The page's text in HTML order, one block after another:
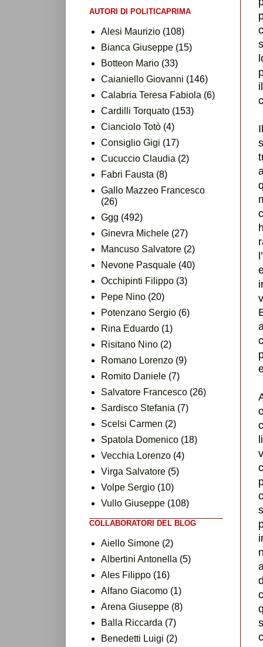
AUTORI DI POLITICAPRIMA
Alesi Maurizio (108)
Bianca Giuseppe (15)
Botteon Mario (33)
Caianiello Giovanni (146)
Calabria Teresa Fabiola (6)
Cardilli Torquato (153)
Cianciolo Totò (4)
Consiglio Gigi (17)
Cucuccio Claudia (2)
Fabri Fausta (8)
Gallo Mazzeo Francesco
(26)
Ggg (492)
Ginevra Michele (27)
Mancuso Salvatore (2)
Nevone Pasquale (40)
Occhipinti Filippo (3)
Pepe Nino (20)
Potenzano Sergio (6)
Rina Eduardo (1)
Risitano Nino (2)
Romano Lorenzo (9)
Romito Daniele (7)
Salvatore Francesco (26)
Sardisco Stefania (7)
Scelsi Carmen (2)
Spatola Domenico (18)
Vecchia Lorenzo (4)
Virga Salvatore (5)
Volpe Sergio (10)
Vullo Giuseppe (108)
COLLABORATORI DEL BLOG
Aiello Simone (2)
Albertini Antonella (5)
Ales Filippo (16)
Alfano Giacomo (1)
Arena Giuseppe (8)
Balla Riccarda (7)
Benedetti Luigi (2)